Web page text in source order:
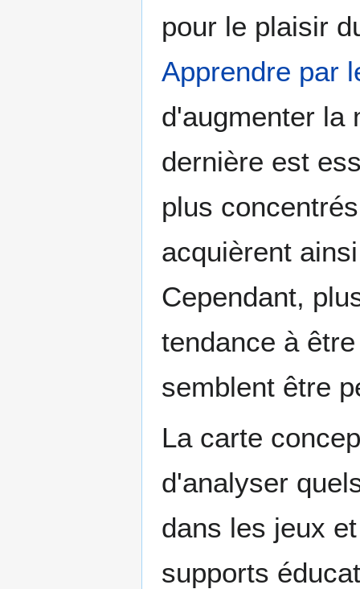
pour le plaisir
Apprendre par
d'augmenter la
dernière est
plus
acquièrent
Cependant,
tendance à
semblent être
La carte
d'analyser
dans les jeux
supports